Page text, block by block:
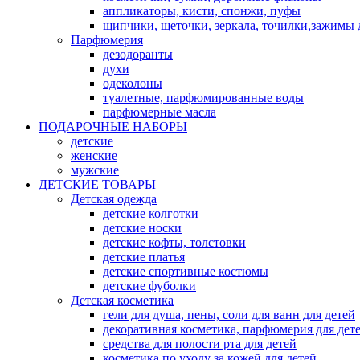
аппликаторы, кисти, спонжи, пуфы
щипчики, щеточки, зеркала, точилки,зажимы
Парфюмерия
дезодоранты
духи
одеколоны
туалетные, парфюмированные воды
парфюмерные масла
ПОДАРОЧНЫЕ НАБОРЫ
детские
женские
мужские
ДЕТСКИЕ ТОВАРЫ
Детская одежда
детские колготки
детские носки
детские кофты, толстовки
детские платья
детские спортивные костюмы
детские фуболки
Детская косметика
гели для душа, пены, соли для ванн для детей
декоративная косметика, парфюмерия для
средства для полости рта для детей